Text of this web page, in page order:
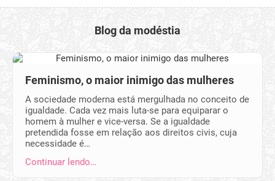
Blog da modéstia
Feminismo, o maior inimigo das mulheres
A sociedade moderna está mergulhada no conceito de
igualdade. Cada vez mais luta-se para equiparar o
homem à mulher e vice-versa. Se a igualdade
pretendida fosse em relação aos direitos civis, cuja
necessidade é…
Continuar lendo…